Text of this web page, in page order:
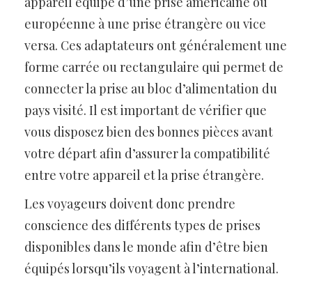
européenne à une prise étrangère ou vice
versa. Ces adaptateurs ont généralement une
forme carrée ou rectangulaire qui permet de
connecter la prise au bloc d’alimentation du
pays visité. Il est important de vérifier que
vous disposez bien des bonnes pièces avant
votre départ afin d’assurer la compatibilité
entre votre appareil et la prise étrangère.
Les voyageurs doivent donc prendre
conscience des différents types de prises
disponibles dans le monde afin d’être bien
équipés lorsqu’ils voyagent à l’international.